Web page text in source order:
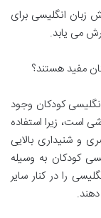
زبان انگلیسی برای
می یابد.
مفید هستند؟
کودکان وجود
است، زیرا استفاده
و شنیداری بالایی
کودکان به وسیله
را در کنار سایر